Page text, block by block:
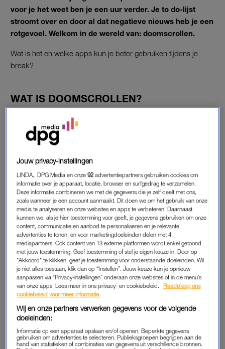
voor je het weet ben je een uur verder. Je to do-lijst
stroomt over en door al dat negatieve nieuws heb je een
rotgevoel. Welkom in de wereld van: doomscrollen.
Wat is het en welke apps kun je beter gebruiken tijdens je
break?
WAT IS DOOMSCROLLEN?
negatief nieuws en heftige content. Je blijft hangen in slecht
nieuws en drama, terwijl je eigenlijk allang wilde stoppen.
Het voelt vaak alsof je ‘even ontspant’, maar ondertussen
raakt je brein overprikkeld. Je krijgt continu nieuwe prikkels,
vaak met een negatieve lading. En juist die negatieve berichten
blijven hangen. Gevolg? Onrust,stressen soms zelfs
somberheid.
GEVOLGEN
Die onrust en stress is vaak niet voor even. Doomscrollen
verhoogt namelijk angst en depressie. Doordat je constant
bloot wordt gesteld aan negatief nieuws kun je je hopeloos
voelen, wat eennegatief zelfbeelden gevoel van
Ook heeft het invloed op je slaap. Wellicht scroll je nog even
onschuldig doorTikTokals je in bed ligt. Maar dit kan er – door
Jouw privacy-instellingen
LINDA., DPG Media en onze92 advertentiepartners gebruiken cookies om
informatie over je apparaat, locatie, browser en surfgedrag te verzamelen.
Deze informatie combineren we met de gegevens die je zelf deelt met ons,
zoals wanneer je een account aanmaakt. Dit doen we om het gebruik van onze
media te analyseren en onze websites en apps te verbeteren. Daarnaast
kunnen we, als je hier toestemming voor geeft, je gegevens gebruiken om onze
content, communicatie en aanbod te personaliseren en je relevante
advertenties te tonen, en voor marketingdoeleinden delen met 4
mediapartners. Ook content van 13 externe platformen wordt enkel getoond
met jouw toestemming. Geef toestemming of stel je eigen keuze in. Door op
"Akkoord" te klikken, geef je toestemming voor onderstaande doeleinden. Wil
je niet alles toestaan, klik dan op “Instellen”. Jouw keuze kun je opnieuw
aanpassen via “Privacy-instellingen” onderaan onze websites of in de menu’s
van onze apps. Lees meer in ons privacy- en cookiebeleid.
Raadpleeg ons
cookiebeleid voor meer informatie.
Wij en onze partners verwerken gegevens voor de volgende
doeleinden:
Informatie op een apparaat opslaan en/of openen. Beperkte gegevens
gebruiken om advertenties te selecteren. Publieksgroepen begrijpen aan de
hand van statistieken of combinaties van gegevens uit verschillende bronnen.